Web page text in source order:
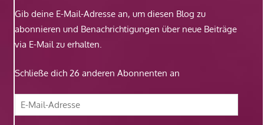
Gib deine E-Mail-Adresse an, um diesen Blog zu
abonnieren und Benachrichtigungen über neue Beiträge
via E-Mail zu erhalten.
Schließe dich 26 anderen Abonnenten an
E-
Mail-